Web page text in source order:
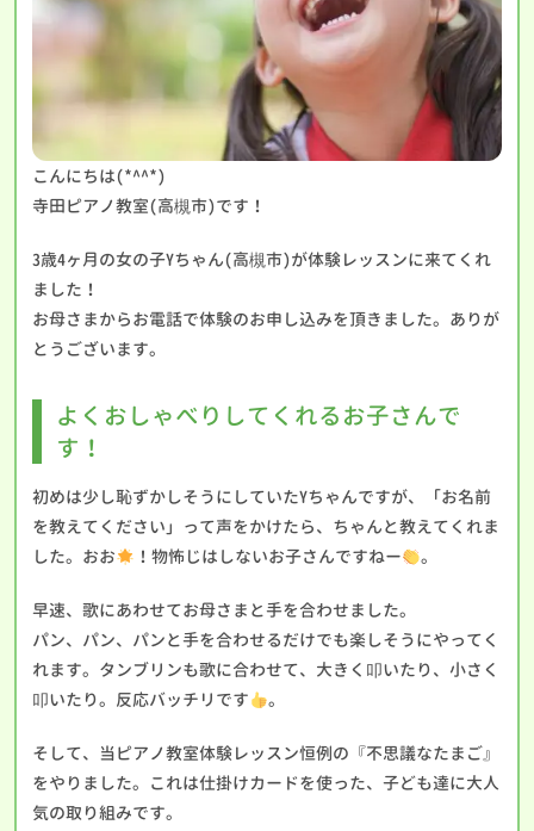
こんにちは(*^^*)
寺田ピアノ教室(高槻市)です！
3歳4ヶ月の女の子Yちゃん(高槻市)が体験レッスンに来てくれ
ました！
お母さまからお電話で体験のお申し込みを頂きました。ありが
とうございます。
よくおしゃべりしてくれるお子さんで
す！
初めは少し恥ずかしそうにしていたYちゃんですが、「お名前
を教えてください」って声をかけたら、ちゃんと教えてくれま
した。おお
！物怖じはしないお子さんですねー 。
早速、歌にあわせてお母さまと手を合わせました。
パン、パン、パンと手を合わせるだけでも楽しそうにやってく
れます。タンブリンも歌に合わせて、大きく叩いたり、小さく
叩いたり。反応バッチリです
。
そして、当ピアノ教室体験レッスン恒例の『不思議なたまご』
をやりました。これは仕掛けカードを使った、子ども達に大人
気の取り組みです。